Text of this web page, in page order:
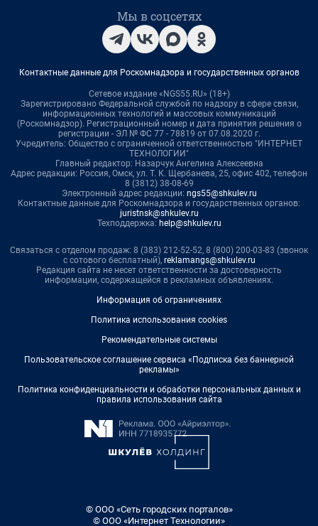
Мы в соцсетях
Контактные данные для Роскомнадзора и государственных органов
Сетевое издание «NGS55.RU» (18+)
Зарегистрировано Федеральной службой по надзору в сфере связи,
информационных технологий и массовых коммуникаций
(Роскомнадзор). Регистрационный номер и дата принятия решения о
регистрации - ЭЛ № ФС 77 - 78819 от 07.08.2020 г.
Учредитель: Общество с ограниченной ответственностью "ИНТЕРНЕТ
ТЕХНОЛОГИИ"
Главный редактор: Назарчук Ангелина Алексеевна
Адрес редакции: Россия, Омск, ул. Т. К. Щербанева, 25, офис 402, телефон
8 (3812) 38-08-69
Электронный адрес редакции: ngs55@shkulev.ru
Контактные данные для Роскомнадзора и государственных органов:
juristnsk@shkulev.ru
Техподдержка: help@shkulev.ru
Связаться с отделом продаж: 8 (383) 212-52-52, 8 (800) 200-03-83 (звонок
с сотового бесплатный), reklamangs@shkulev.ru
Редакция сайта не несет ответственности за достоверность
информации, содержащейся в рекламных объявлениях.
Информация об ограничениях
Политика использования cookies
Рекомендательные системы
Пользовательское соглашение сервиса «Подписка без баннерной
рекламы»
Политика конфиденциальности и обработки персональных данных и
правила использования сайта
© ООО «Сеть городских порталов»
© ООО «Интернет Технологии»